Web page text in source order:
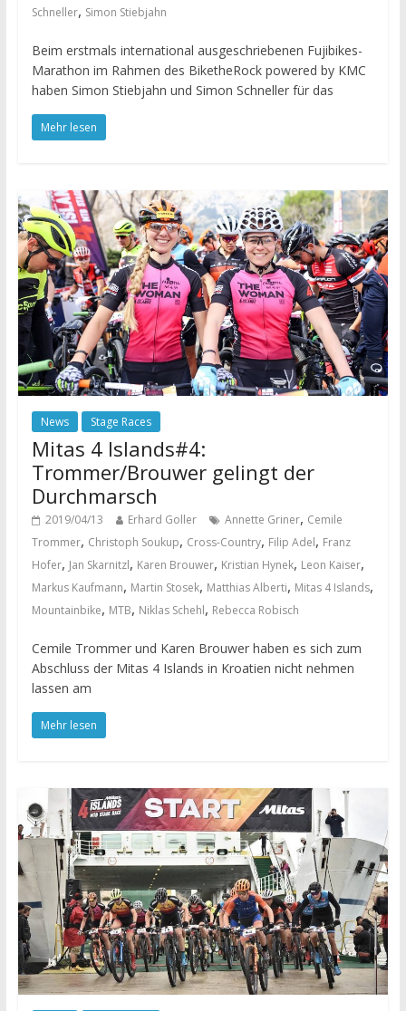
Schneller, Simon Stiebjahn
Beim erstmals international ausgeschriebenen Fujibikes-
Marathon im Rahmen des BiketheRock powered by KMC
haben Simon Stiebjahn und Simon Schneller für das
Mehr lesen
News Stage Races
Mitas 4 Islands#4:
Trommer/Brouwer gelingt der
Durchmarsch
2019/04/13 Erhard Goller Annette Griner, Cemile
Trommer, Christoph Soukup, Cross-Country, Filip Adel, Franz
Hofer, Jan Skarnitzl, Karen Brouwer, Kristian Hynek, Leon Kaiser,
Markus Kaufmann, Martin Stosek, Matthias Alberti, Mitas 4 Islands,
Mountainbike, MTB, Niklas Schehl, Rebecca Robisch
Cemile Trommer und Karen Brouwer haben es sich zum
Abschluss der Mitas 4 Islands in Kroatien nicht nehmen
lassen am
Mehr lesen